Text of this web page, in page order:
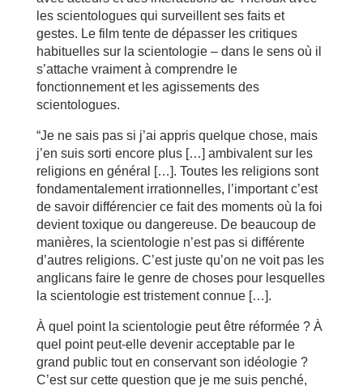
les scientologues qui surveillent ses faits et
gestes. Le film tente de dépasser les critiques
habituelles sur la scientologie – dans le sens où il
s’attache vraiment à comprendre le
fonctionnement et les agissements des
scientologues.
“Je ne sais pas si j’ai appris quelque chose, mais
j’en suis sorti encore plus […] ambivalent sur les
religions en général […]. Toutes les religions sont
fondamentalement irrationnelles, l’important c’est
de savoir différencier ce fait des moments où la foi
devient toxique ou dangereuse. De beaucoup de
manières, la scientologie n’est pas si différente
d’autres religions. C’est juste qu’on ne voit pas les
anglicans faire le genre de choses pour lesquelles
la scientologie est tristement connue […].
À quel point la scientologie peut être réformée ? À
quel point peut-elle devenir acceptable par le
grand public tout en conservant son idéologie ?
C’est sur cette question que je me suis penché,